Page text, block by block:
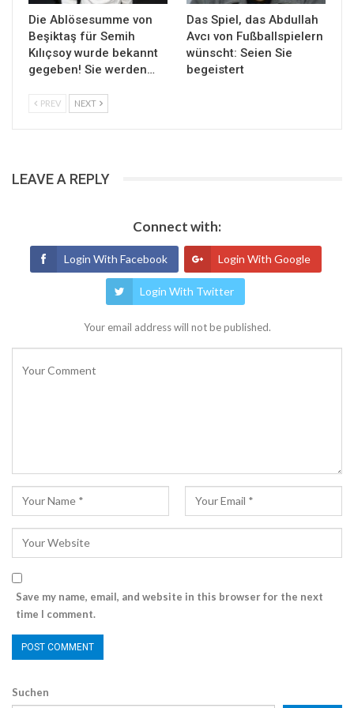
Die Ablösesumme von
Beşiktaş für Semih
Kılıçsoy wurde bekannt
gegeben! Sie werden…
Das Spiel, das Abdullah
Avcı von Fußballspielern
wünscht: Seien Sie
begeistert
PREV NEXT
LEAVE A REPLY
Connect with:
Login With Facebook Login With Google
Login With Twitter
Your email address will not be published.
Save my name, email, and website in this browser for the next
time I comment.
Suchen